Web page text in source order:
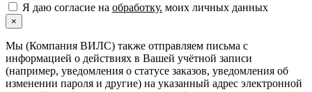
Я даю согласие на обработку. моих личных данных
×
Мы (Компания ВИЛС) также отправляем письма с
информацией о действиях в Вашей учётной записи
(например, уведомления о статусе заказов, уведомления об
изменении пароля и другие) на указанный адрес электронной